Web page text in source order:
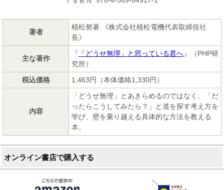
著者
植松努著 《株式会社植松電機代表取締役社
長》
主な著作
『 「どうせ無理」と思っている君へ』（PHP研
究所）
税込価格
1,463円（本体価格1,330円）
内容
「どうせ無理」とあきらめるのではなく、「だ
ったらこうしてみたら？」と道を探す考え方を
学び、壁を乗り越える具体的な方法を教える
本。
オンライン書店で購入する